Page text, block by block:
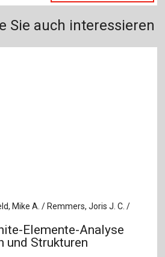
Sie auch interessieren
Mike A. / Remmers, Joris J. C. /
Elemente-Analyse
und Strukturen